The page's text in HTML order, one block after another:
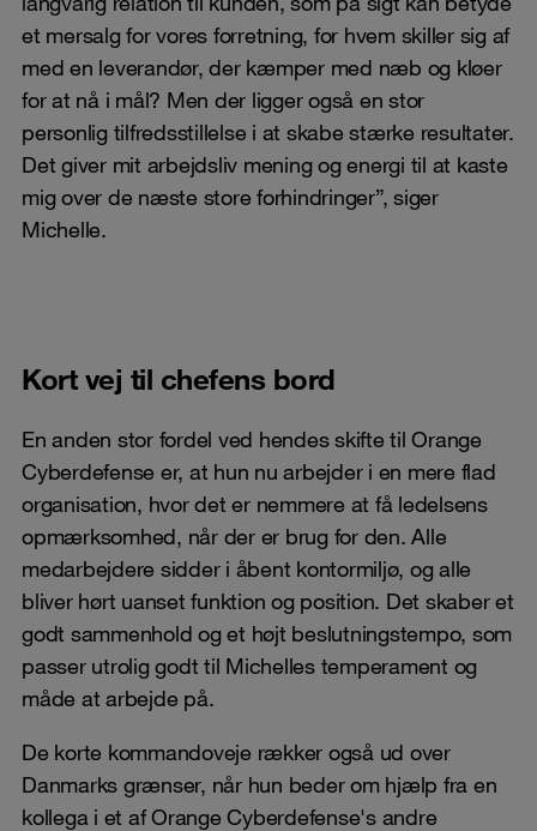
et mersalg for vores forretning, for hvem skiller sig af
med en leverandør, der kæmper med næb og kløer
for at nå i mål? Men der ligger også en stor
personlig tilfredsstillelse i at skabe stærke resultater.
Det giver mit arbejdsliv mening og energi til at kaste
mig over de næste store forhindringer”, siger
Michelle.
Kort vej til chefens bord
En anden stor fordel ved hendes skifte til Orange
Cyberdefense er, at hun nu arbejder i en mere flad
organisation, hvor det er nemmere at få ledelsens
opmærksomhed, når der er brug for den. Alle
medarbejdere sidder i åbent kontormiljø, og alle
bliver hørt uanset funktion og position. Det skaber et
godt sammenhold og et højt beslutningstempo, som
passer utrolig godt til Michelles temperament og
måde at arbejde på.
De korte kommandoveje rækker også ud over
Danmarks grænser, når hun beder om hjælp fra en
kollega i et af Orange Cyberdefense's andre